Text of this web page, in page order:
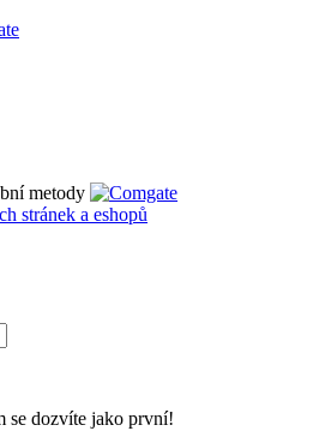
stránek a eshopů
se dozvíte jako první!